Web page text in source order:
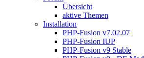
Übersicht
aktive Themen
Installation
PHP-Fusion v7.02.07
PHP-Fusion IUP
PHP-Fusion v9 Stable